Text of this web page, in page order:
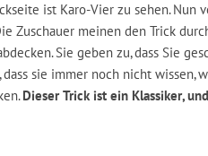
ist Karo-Vier zu sehen.
Zuschauer meinen den Trick
Sie geben zu, dass Sie
sie immer noch nicht
Dieser Trick ist ein Klassiker,